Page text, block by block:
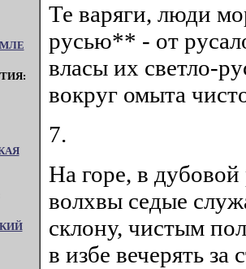
Те варяги, люди
русью** - от
власы их светло-
вокруг омыта
7.
На горе, в
волхвы седые
склону, чистым
в избе вечерять